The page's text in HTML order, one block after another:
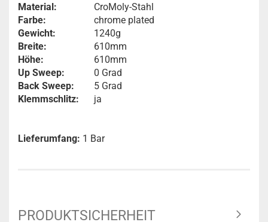
Material:
Farbe:
Gewicht:
Breite:
Höhe:
Up Sweep:
Back Sweep:
Klemmschlitz:
CroMoly-Stahl
chrome plated
1240g
610mm
610mm
0 Grad
5 Grad
ja
Lieferumfang: 1 Bar
PRODUKTSICHERHEIT